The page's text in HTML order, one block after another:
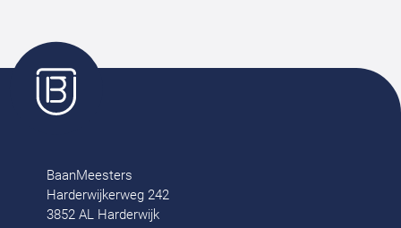
BaanMeesters
Harderwijkerweg 242
3852 AL Harderwijk